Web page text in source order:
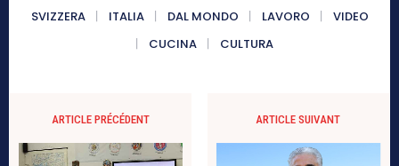
SVIZZERA ITALIA DAL MONDO LAVORO
VIDEO
CUCINA
CULTURA
ARTICLE PRÉCÉDENT ARTICLE SUIVANT